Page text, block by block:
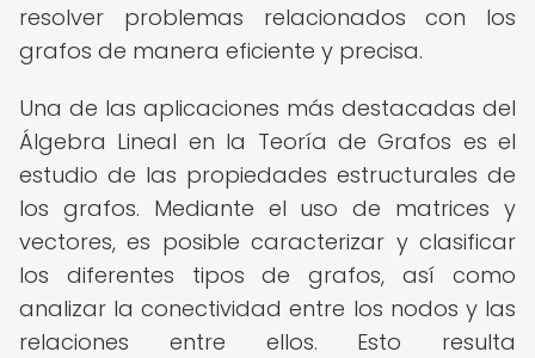
resolver problemas relacionados con los
grafos de manera eficiente y precisa.
Una de las aplicaciones más destacadas del
Álgebra Lineal en la Teoría de Grafos es el
estudio de las propiedades estructurales de
los grafos. Mediante el uso de matrices y
vectores, es posible caracterizar y clasificar
los diferentes tipos de grafos, así como
analizar la conectividad entre los nodos y las
relaciones entre ellos. Esto resulta